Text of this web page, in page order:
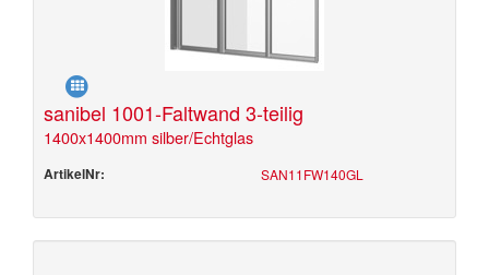
sanibel 1001-Faltwand 3-teilig
1400x1400mm silber/Echtglas
ArtikelNr: SAN11FW140GL